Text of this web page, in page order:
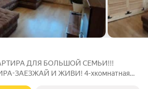
ДЛЯ БОЛЬШОЙ СЕМЬИ!!!
ЗАЕЗЖАЙ И ЖИВИ! 4-хкомнатная